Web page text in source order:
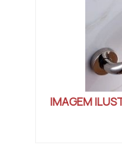
IMAGEM